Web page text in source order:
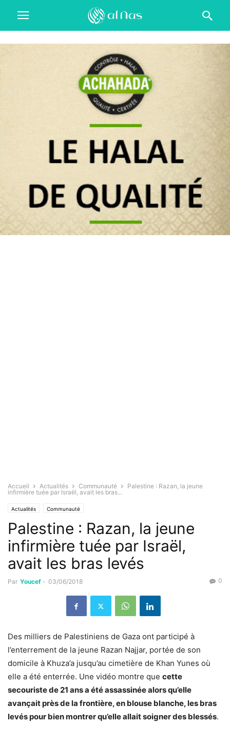
Accueil Actualités Communauté
Palestine : Razan, la jeune
infirmière tuée par Israël, avait les bras...
Actualités Communauté
Palestine : Razan, la jeune
infirmière tuée par Israël,
avait les bras levés
Par Youcef - 03/06/2018 0
Des milliers de Palestiniens de Gaza ont participé à
l’enterrement de la jeune Razan Najjar, portée de son
domicile à Khuza’a jusqu’au cimetière de Khan Yunes où
elle a été enterrée. Une vidéo montre que cette
secouriste de 21 ans a été assassinée alors qu’elle
avançait près de la frontière, en blouse blanche, les bras
levés pour bien montrer qu’elle allait soigner des blessés.